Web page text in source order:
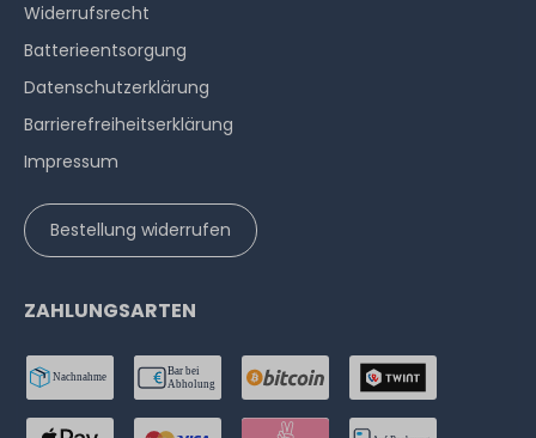
Widerrufs­recht
Batterieentsorgung
Datenschutzerklärung
Barrierefreiheitserklärung
Impressum
Bestellung widerrufen
ZAHLUNGSARTEN